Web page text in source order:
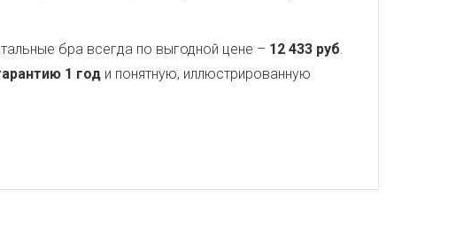
бра всегда по выгодной цене – 12 433 руб.
1 год и понятную, иллюстрированную